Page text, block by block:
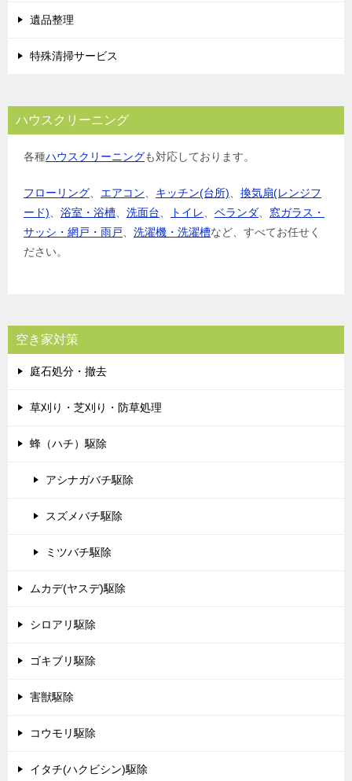
遺品整理
特殊清掃サービス
ハウスクリーニング
各種ハウスクリーニングも対応しております。
フローリング エアコン キッチン(台所)
換気扇(レンジフ
ード)
浴室・浴槽 洗面台 トイレ ベランダ
窓ガラス・
サッシ・網戸・雨戸
洗濯機・洗濯槽など、すべてお任せく
ださい。
空き家対策
庭石処分・撤去
草刈り・芝刈り・防草処理
蜂（ハチ）駆除
アシナガバチ駆除
スズメバチ駆除
ミツバチ駆除
ムカデ(ヤスデ)駆除
シロアリ駆除
ゴキブリ駆除
害獣駆除
コウモリ駆除
イタチ(ハクビシン)駆除